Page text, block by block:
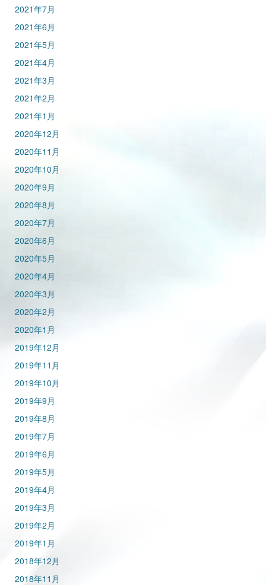
2021年7月
2021年6月
2021年5月
2021年4月
2021年3月
2021年2月
2021年1月
2020年12月
2020年11月
2020年10月
2020年9月
2020年8月
2020年7月
2020年6月
2020年5月
2020年4月
2020年3月
2020年2月
2020年1月
2019年12月
2019年11月
2019年10月
2019年9月
2019年8月
2019年7月
2019年6月
2019年5月
2019年4月
2019年3月
2019年2月
2019年1月
2018年12月
2018年11月